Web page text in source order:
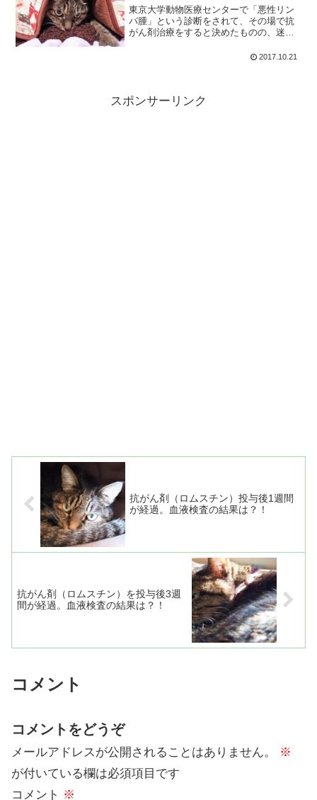
東京大学動物医療センターで「悪性リン
パ腫」という診断をされて、その場で抗
がん剤治療をすると決めたものの、迷い
もう苦しむ姿しか思い浮かびません。人
2017.10.21
スポンサーリンク
抗がん剤（ロムスチン）投与後1週間
が経過。血液検査の結果は？！
抗がん剤（ロムスチン）を投与後3週
間が経過。血液検査の結果は？！
コメント
コメントをどうぞ
メールアドレスが公開されることはありません。
※
が付いている欄は必須項目です
コメント ※